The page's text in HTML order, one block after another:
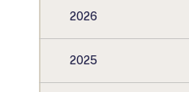
2026
2025